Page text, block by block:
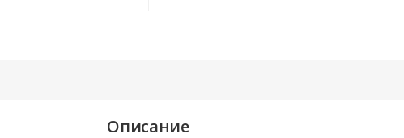
Описание